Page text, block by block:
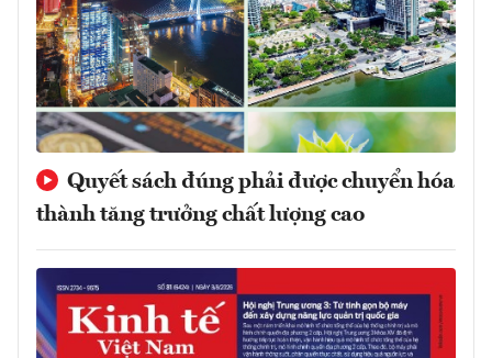
Quyết sách đúng phải được chuyển hóa
thành tăng trưởng chất lượng cao